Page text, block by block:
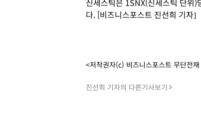
다. [비즈니스포스트 진선희 기자]
<저작권자(c) 비즈니스포스트 무단전
진선희 기자의 다른기사보기